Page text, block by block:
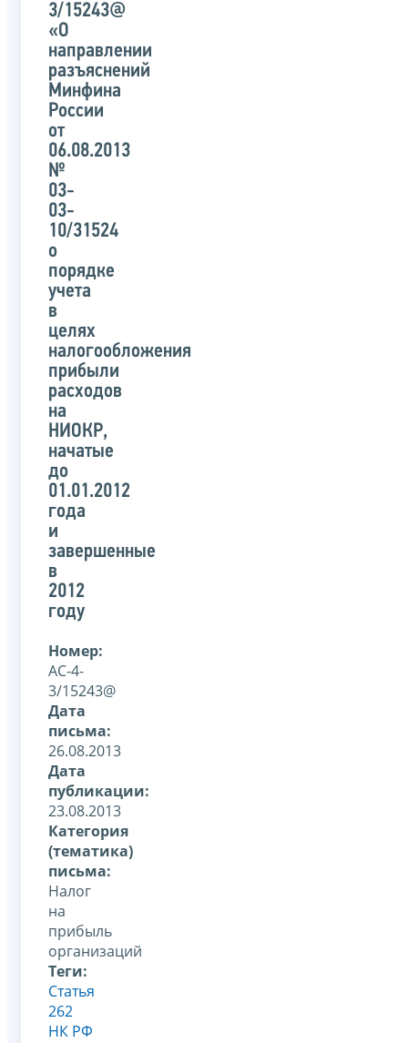
3/15243@
«О
направлении
разъяснений
Минфина
России
от
06.08.2013
№
03-
03-
10/31524
о
порядке
учета
в
целях
налогообложения
прибыли
расходов
на
НИОКР,
начатые
до
01.01.2012
года
и
завершенные
в
2012
году
Номер:
АС-4-
3/15243@
Дата
письма:
26.08.2013
Дата
публикации:
23.08.2013
Категория
(тематика)
письма:
Налог
на
прибыль
организаций
Теги:
Статья
262
НК РФ